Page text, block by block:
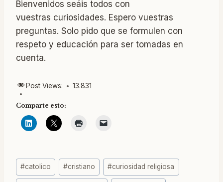
Bienvenidos seáis todos con
vuestras curiosidades. Espero vuestras
preguntas. Solo pido que se formulen con
respeto y educación para ser tomadas en
cuenta.
Post Views: 13.831
Comparte esto:
Etiquetas
de
#catolico #cristiano #curiosidad religiosa